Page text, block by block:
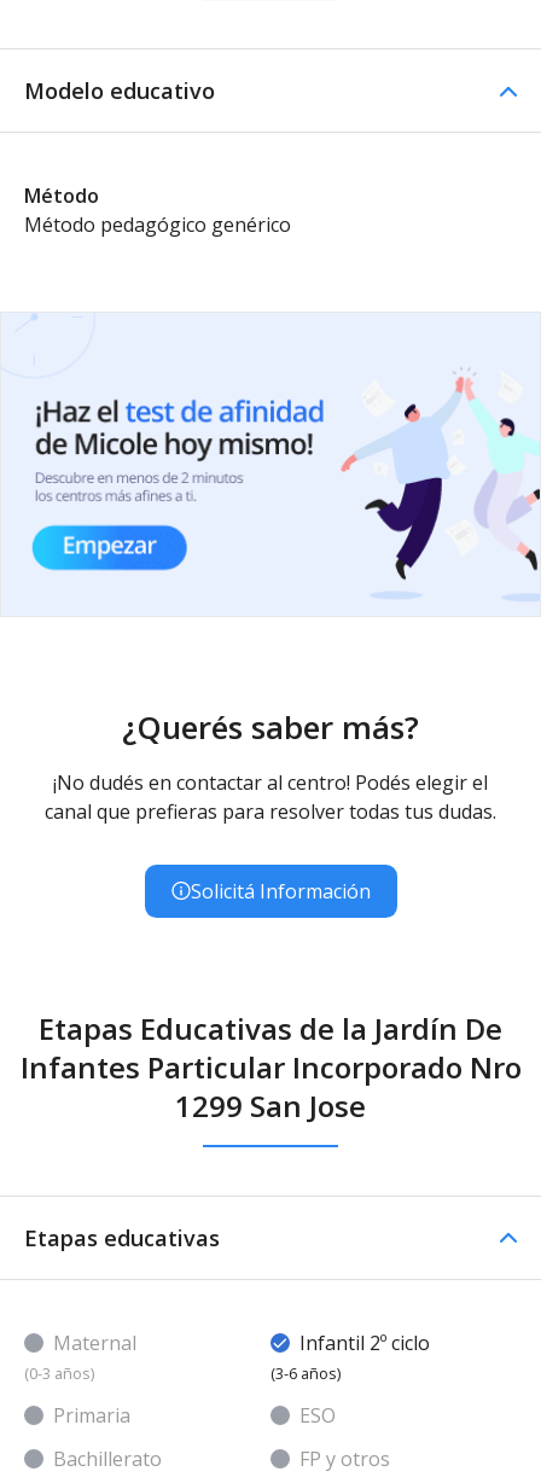
Modelo educativo
Método
Método pedagógico genérico
¿Querés saber más?
¡No dudés en contactar al centro! Podés elegir el
canal que prefieras para resolver todas tus dudas.
Solicitá Información
Etapas Educativas de la Jardín De
Infantes Particular Incorporado Nro
1299 San Jose
Etapas educativas
Maternal
(0-3 años)
Infantil 2º ciclo
(3-6 años)
Primaria
ESO
Bachillerato
FP y otros